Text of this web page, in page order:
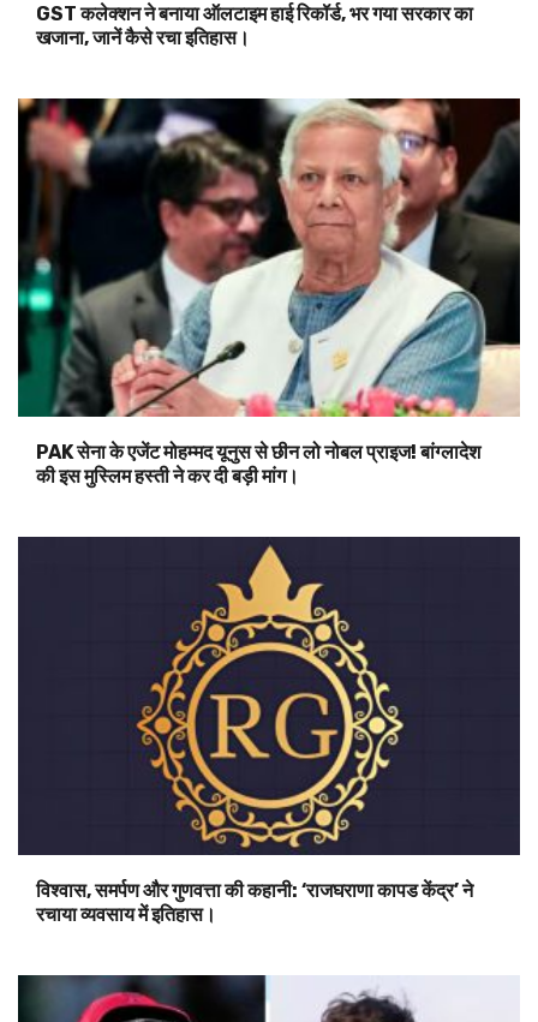
GST कलेक्शन ने बनाया ऑलटाइम हाई रिकॉर्ड, भर गया सरकार का
खजाना, जानें कैसे रचा इतिहास।
PAK सेना के एजेंट मोहम्मद यूनुस से छीन लो नोबल प्राइज! बांग्लादेश
की इस मुस्लिम हस्ती ने कर दी बड़ी मांग।
विश्वास, समर्पण और गुणवत्ता की कहानी: ‘राजघराणा कापड केंद्र’ ने
रचाया व्यवसाय में इतिहास।